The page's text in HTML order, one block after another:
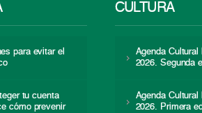
para evitar el
tu cuenta
cómo prevenir
CULTURA
Agenda
2026. Segunda
Agenda
2026. Primera